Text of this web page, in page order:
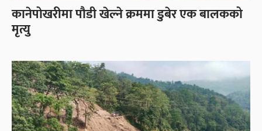
कानेपोखरीमा पौडी खेल्ने क्रममा डुबेर एक बालकको
मृत्यु